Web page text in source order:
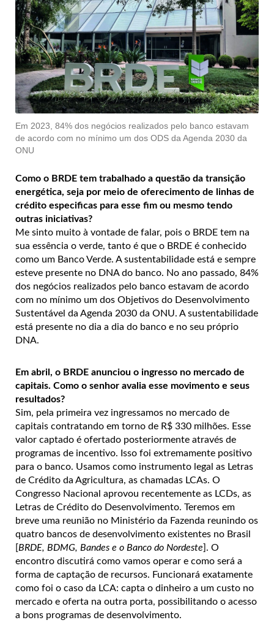
Em 2023, 84% dos negócios realizados pelo banco estavam
de acordo com no mínimo um dos ODS da Agenda 2030 da
ONU
Como o BRDE tem trabalhado a questão da transição
energética, seja por meio de oferecimento de linhas de
crédito especificas para esse fim ou mesmo tendo
outras iniciativas?
Me sinto muito à vontade de falar, pois o BRDE tem na
sua essência o verde, tanto é que o BRDE é conhecido
como um Banco Verde. A sustentabilidade está e sempre
esteve presente no DNA do banco. No ano passado, 84%
dos negócios realizados pelo banco estavam de acordo
com no mínimo um dos Objetivos do Desenvolvimento
Sustentável da Agenda 2030 da ONU. A sustentabilidade
está presente no dia a dia do banco e no seu próprio
DNA.
Em abril, o BRDE anunciou o ingresso no mercado de
capitais. Como o senhor avalia esse movimento e seus
resultados?
Sim, pela primeira vez ingressamos no mercado de
capitais contratando em torno de R$ 330 milhões. Esse
valor captado é ofertado posteriormente através de
programas de incentivo. Isso foi extremamente positivo
para o banco. Usamos como instrumento legal as Letras
de Crédito da Agricultura, as chamadas LCAs. O
Congresso Nacional aprovou recentemente as LCDs, as
Letras de Crédito do Desenvolvimento. Teremos em
breve uma reunião no Ministério da Fazenda reunindo os
quatro bancos de desenvolvimento existentes no Brasil
[BRDE, BDMG, Bandes e o Banco do Nordeste]. O
encontro discutirá como vamos operar e como será a
forma de captação de recursos. Funcionará exatamente
como foi o caso da LCA: capta o dinheiro a um custo no
mercado e oferta na outra porta, possibilitando o acesso
a bons programas de desenvolvimento.